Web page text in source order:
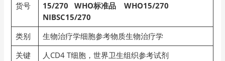
货号
15/270 WHO标准品 WHO15/270
NIBSC15/270
类别
生物治疗学细胞参考物质生物治疗学
关键
人CD4 T细胞，世界卫生组织参考试剂